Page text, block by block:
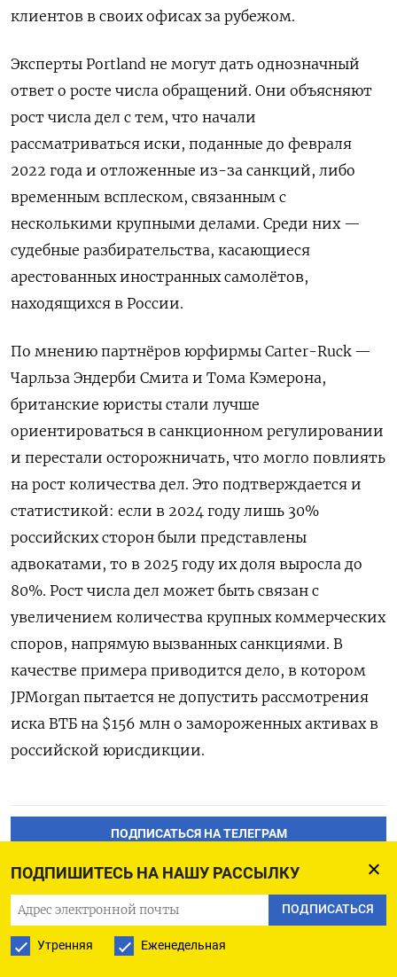
ПОДПИШИТЕСЬ НА НАШУ РАССЫЛКУ
ПОДПИСАТЬСЯ
Утренняя Еженедельная
клиентов в своих офисах за рубежом.
Эксперты Portland не могут дать однозначный
ответ о росте числа обращений. Они объясняют
рост числа дел с тем, что начали
рассматриваться иски, поданные до февраля
2022 года и отложенные из-за санкций, либо
временным всплеском, связанным с
несколькими крупными делами. Среди них —
судебные разбирательства, касающиеся
арестованных иностранных самолётов,
находящихся в России.
По мнению партнёров юрфирмы Carter-Ruck —
Чарльза Эндерби Смита и Тома Кэмерона,
британские юристы стали лучше
ориентироваться в санкционном регулировании
и перестали осторожничать, что могло повлиять
на рост количества дел. Это подтверждается и
статистикой: если в 2024 году лишь 30%
российских сторон были представлены
адвокатами, то в 2025 году их доля выросла до
80%. Рост числа дел может быть связан с
увеличением количества крупных коммерческих
споров, напрямую вызванных санкциями. В
качестве примера приводится дело, в котором
JPMorgan пытается не допустить рассмотрения
иска ВТБ на $156 млн о замороженных активах в
российской юрисдикции.
ПОДПИСАТЬСЯ НА ТЕЛЕГРАМ
ПОДПИСАТЬСЯ В GOOGLE